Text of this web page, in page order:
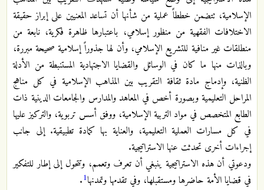
الإسلامية، تتضمن خططاً عملية من شأنها أن تساعد المعنيين على إبراز حقيقة
الاختلافات الفقهية من منظور إسلامي، باعتبارها ظاهرة فكرية، نابعة من
منطلقات غير منافية للتشريع الإسلامي، وأن لها جذوراً إسلامية صحيحة مبررة،
وبالذات منها ما كان في الوسائل والقضايا الاجتهادية المستنبطة من الأدلة
الظنية، وإدماج مادة ثقافة التقريب بين المذاهب الإسلامية في كل مناهج
المراحل التعليمية وبصورة أخص في المعاهد والمدارس والجامعات الدينية ذات
الطابع المتخصص في مواد التربية الإسلامية، ووفق أسس تربوية، والتركيز عليها
في كل مسارات العملية التعليمية، والعناية بها كمادة تطبيقية. إلى جانب
إجراءات أخرى تحدثت عنها الاستراتيجية.
ودعوتي أن هذه الاستراتيجية ينبغي أن تعرف وتعمم، وتتحول إلى إطار للتفكير
في قضايا الأمة حاضرها ومستقبلها، وفي تقدمها وتمدنها1
.